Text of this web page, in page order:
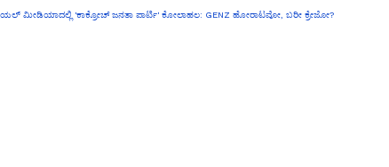
ಮೀಡಿಯಾದಲ್ಲಿ 'ಕಾಕ್ರೋಚ್ ಜನತಾ ಪಾರ್ಟಿ' ಕೋಲಾಹಲ: GENZ ಹೋರಾಟವೋ, ಬರೀ ಕ್ರೇಜೋ?